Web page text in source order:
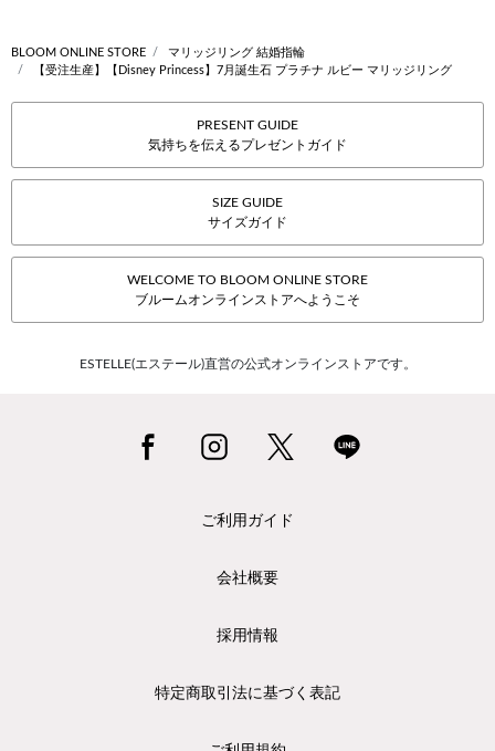
BLOOM ONLINE STORE
マリッジリング 結婚指輪
【受注生産】【Disney Princess】7月誕生石 プラチナ ルビー マリッジリング
PRESENT GUIDE
気持ちを伝えるプレゼントガイド
SIZE GUIDE
サイズガイド
WELCOME TO BLOOM ONLINE STORE
ブルームオンラインストアへようこそ
ESTELLE(エステール)直営の公式オンラインストアです。
ご利用ガイド
会社概要
採用情報
特定商取引法に基づく表記